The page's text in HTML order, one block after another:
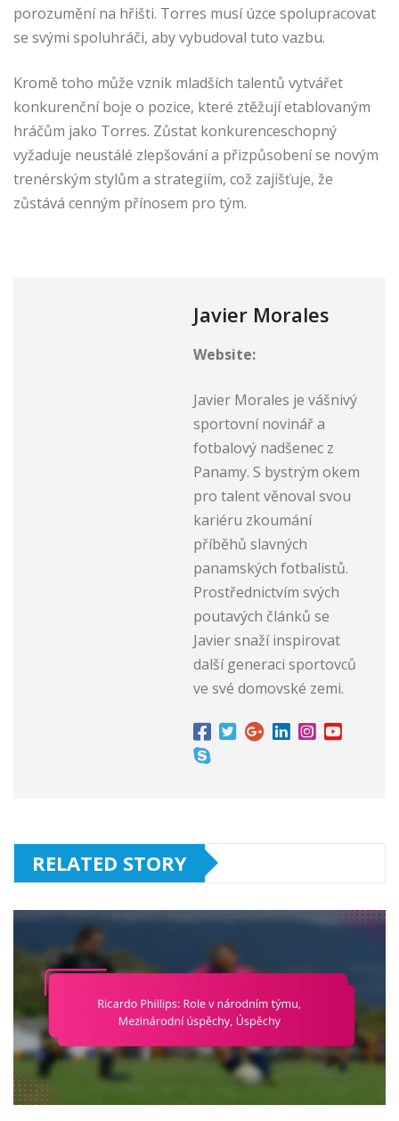
porozumění na hřišti. Torres musí úzce spolupracovat
se svými spoluhráči, aby vybudoval tuto vazbu.
Kromě toho může vznik mladších talentů vytvářet
konkurenční boje o pozice, které ztěžují etablovaným
hráčům jako Torres. Zůstat konkurenceschopný
vyžaduje neustálé zlepšování a přizpůsobení se novým
trenérským stylům a strategiím, což zajišťuje, že
zůstává cenným přínosem pro tým.
Javier Morales
Website:
Javier Morales je vášnivý
sportovní novinář a
fotbalový nadšenec z
Panamy. S bystrým okem
pro talent věnoval svou
kariéru zkoumání
příběhů slavných
panamských fotbalistů.
Prostřednictvím svých
poutavých článků se
Javier snaží inspirovat
další generaci sportovců
ve své domovské zemi.
RELATED STORY